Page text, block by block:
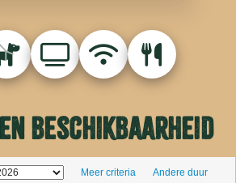
beschikbaarheid
Meer criteria Andere duur